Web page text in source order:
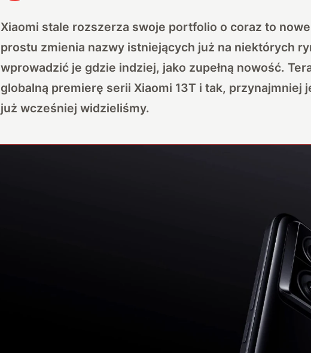
Xiaomi stale rozszerza swoje portfolio o coraz to
prostu zmienia nazwy istniejących już na niektórych
wprowadzić je gdzie indziej, jako zupełną nowość.
globalną premierę serii Xiaomi 13T i tak, przynajmniej
już wcześniej widzieliśmy.